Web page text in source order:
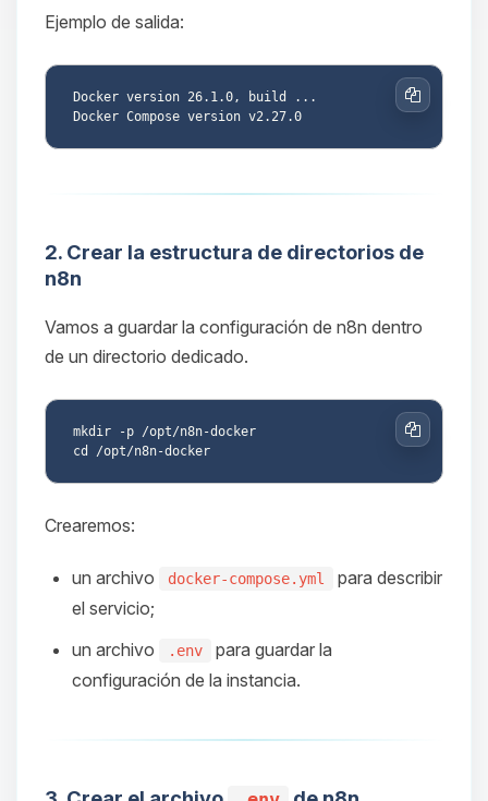
Ejemplo de salida:
Docker version 26.1.0, build ...
Copiar
2. Crear la estructura de directorios de
n8n
Vamos a guardar la configuración de n8n dentro
de un directorio dedicado.
mkdir -p /opt/n8n-docker
Copiar
Crearemos:
un archivo docker-compose.yml
para describir
el servicio;
un archivo
.env
para guardar la
configuración de la instancia.